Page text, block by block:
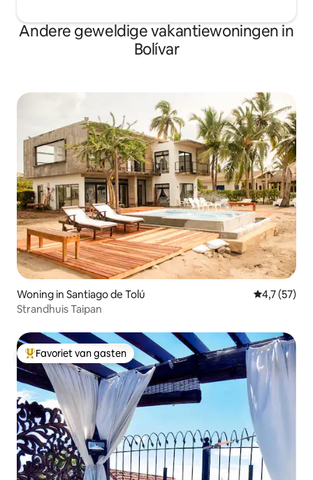
Andere geweldige vakantiewoningen in
Bolívar
Woning in Santiago de Tolú
4,7 (57)
Strandhuis Taipan
Topfavoriet van gasten
Favoriet van gasten